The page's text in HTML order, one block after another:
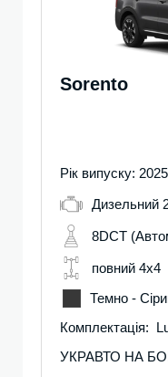
Sorento
Рік випуску: 2025
Дизельний
8DCT
повний 4х4
Темно -
Комплектація:
УКРАВТО НА